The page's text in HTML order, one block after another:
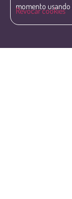
momento
Revocar cookies